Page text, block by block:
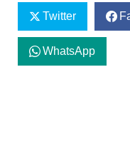
Twitter
WhatsApp